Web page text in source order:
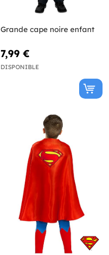
Grande cape noire enfant
7,99 €
DISPONIBLE